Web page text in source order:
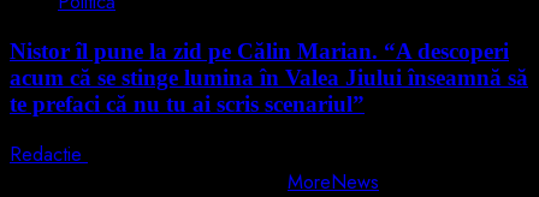
Nistor îl pune la zid pe Călin Marian. “A descoperi
acum că se stinge lumina în Valea Jiului înseamnă să
te prefaci că nu tu ai scris scenariul”
Redactie
MoreNews